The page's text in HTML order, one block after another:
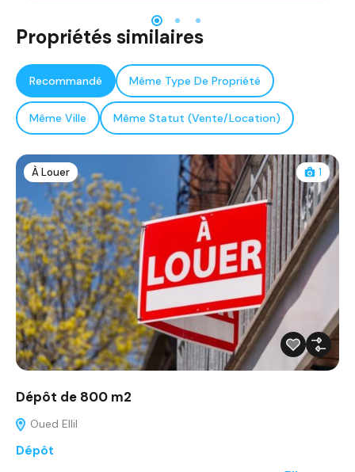
Propriétés similaires
Recommandé Même Type De Propriété
Même Ville Même Statut (Vente/Location)
À Louer 1
Dépôt de 800 m2
Oued Ellil
Dépôt